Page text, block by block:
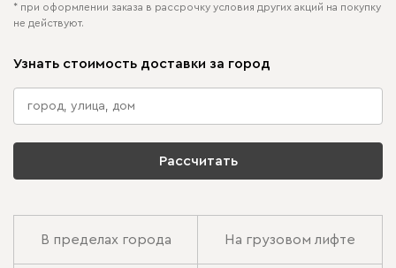
* при оформлении заказа в рассрочку условия других акций на покупку
не действуют.
Узнать стоимость доставки за город
Рассчитать
В пределах города На грузовом лифте